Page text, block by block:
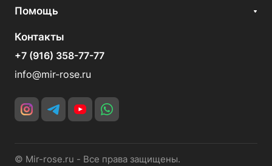
Помощь
Контакты
+7 (916) 358-77-77
info@mir-rose.ru
© Mir-rose.ru - Все права защищены.